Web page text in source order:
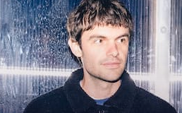
ABtv
Chèque-